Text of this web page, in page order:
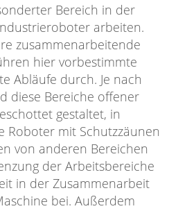
Bereich in der
arbeiten.
zusammenarbeitende
hier vorbestimmte
Abläufe durch. Je nach
diese Bereiche offener
gestaltet, in
Roboter mit Schutzzäunen
von anderen Bereichen
der Arbeitsbereiche
in der Zusammenarbeit
bei. Außerdem